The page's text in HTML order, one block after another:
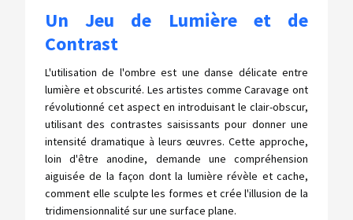
Un Jeu de Lumière et de
Contrast
L'utilisation de l'ombre est une danse délicate entre
lumière et obscurité. Les artistes comme Caravage ont
révolutionné cet aspect en introduisant le clair-obscur,
utilisant des contrastes saisissants pour donner une
intensité dramatique à leurs œuvres. Cette approche,
loin d'être anodine, demande une compréhension
aiguisée de la façon dont la lumière révèle et cache,
comment elle sculpte les formes et crée l'illusion de la
tridimensionnalité sur une surface plane.